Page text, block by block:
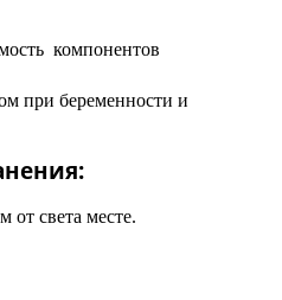
компонентов
при беременности и
света месте.